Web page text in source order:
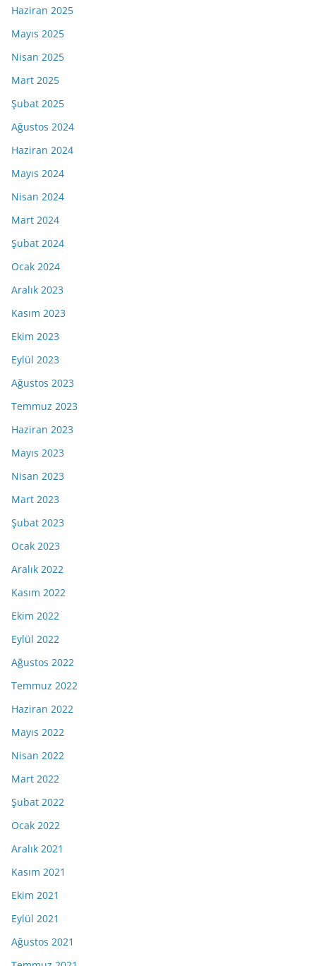
Haziran 2025
Mayıs 2025
Nisan 2025
Mart 2025
Şubat 2025
Ağustos 2024
Haziran 2024
Mayıs 2024
Nisan 2024
Mart 2024
Şubat 2024
Ocak 2024
Aralık 2023
Kasım 2023
Ekim 2023
Eylül 2023
Ağustos 2023
Temmuz 2023
Haziran 2023
Mayıs 2023
Nisan 2023
Mart 2023
Şubat 2023
Ocak 2023
Aralık 2022
Kasım 2022
Ekim 2022
Eylül 2022
Ağustos 2022
Temmuz 2022
Haziran 2022
Mayıs 2022
Nisan 2022
Mart 2022
Şubat 2022
Ocak 2022
Aralık 2021
Kasım 2021
Ekim 2021
Eylül 2021
Ağustos 2021